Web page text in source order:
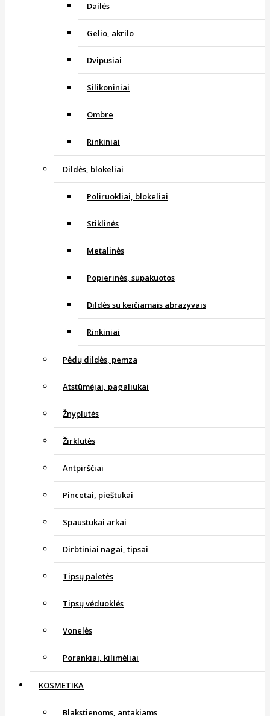
Dailės
Gelio, akrilo
Dvipusiai
Silikoniniai
Ombre
Rinkiniai
Dildės, blokeliai
Poliruokliai, blokeliai
Stiklinės
Metalinės
Popierinės, supakuotos
Dildės su keičiamais abrazyvais
Rinkiniai
Pėdų dildės, pemza
Atstūmėjai, pagaliukai
Žnyplutės
Žirklutės
Antpirščiai
Pincetai, pieštukai
Spaustukai arkai
Dirbtiniai nagai, tipsai
Tipsų paletės
Tipsų vėduoklės
Vonelės
Porankiai, kilimėliai
KOSMETIKA
Blakstienoms, antakiams